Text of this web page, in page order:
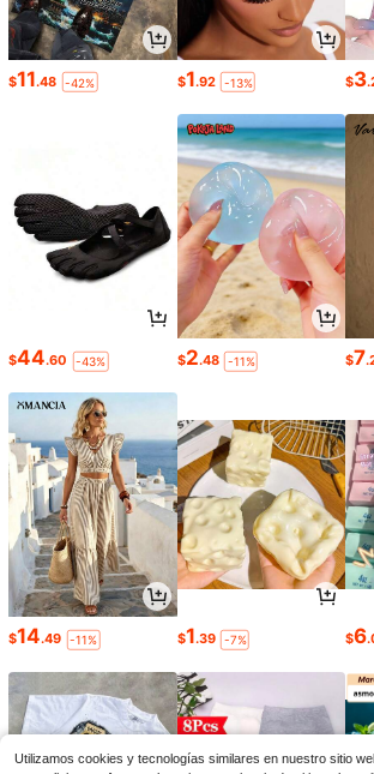
$11.48 -42% $1.92 -13% $3
$44.60 -43% $2.48 -11% $7
$14.49 -11% $1.39 -7% $6
Utilizamos cookies y tecnologías similares en nuestro sitio